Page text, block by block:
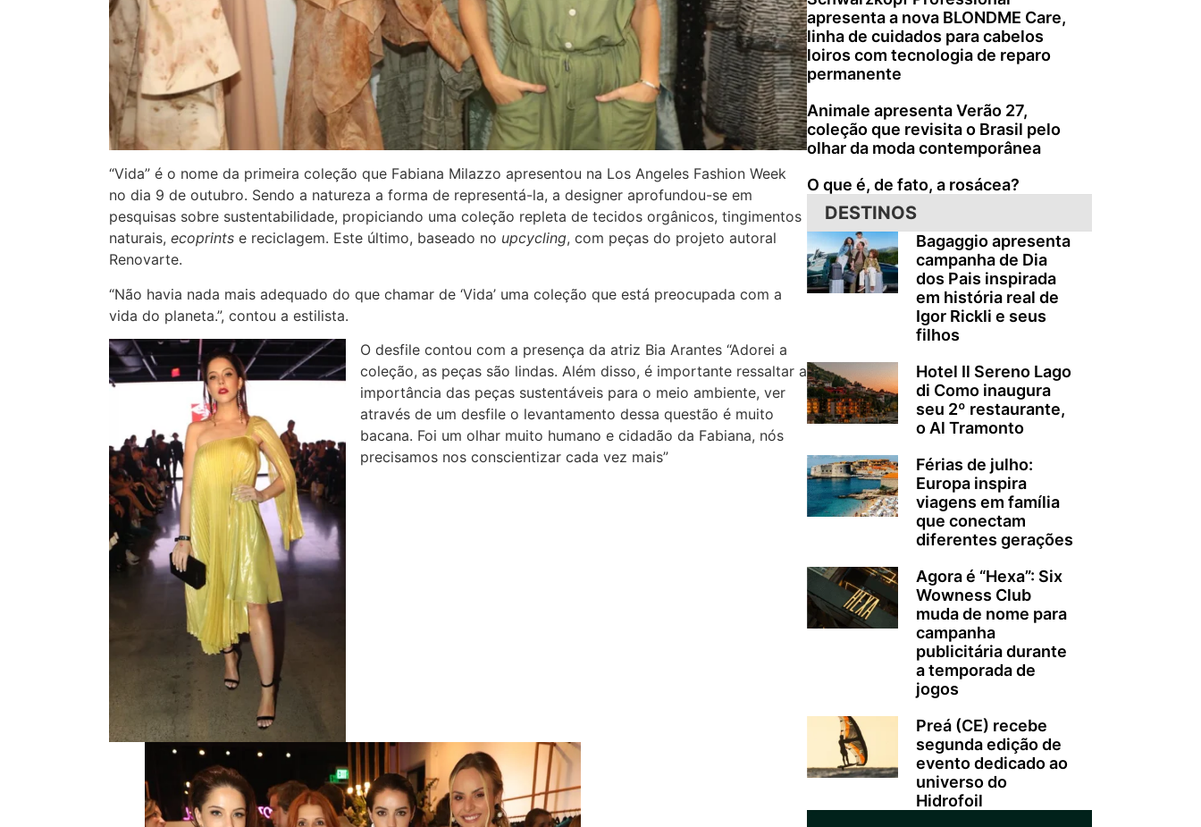
“Vida” é o nome da primeira coleção que Fabiana Milazzo apresentou na Los Angeles Fashion Week
no dia 9 de outubro. Sendo a natureza a forma de representá-la, a designer aprofundou-se em
pesquisas sobre sustentabilidade, propiciando uma coleção repleta de tecidos orgânicos, tingimentos
naturais, ecoprints e reciclagem. Este último, baseado no upcycling, com peças do projeto autoral
Renovarte.
“Não havia nada mais adequado do que chamar de ‘Vida’ uma coleção que está preocupada com a
vida do planeta.”, contou a estilista.
O desfile contou com a presença da atriz Bia Arantes “Adorei a
coleção, as peças são lindas. Além disso, é importante ressaltar a
importância das peças sustentáveis para o meio ambiente, ver
através de um desfile o levantamento dessa questão é muito
bacana. Foi um olhar muito humano e cidadão da Fabiana, nós
precisamos nos conscientizar cada vez mais”
apresenta a nova BLONDME Care,
linha de cuidados para cabelos
loiros com tecnologia de reparo
permanente
Animale apresenta Verão 27,
coleção que revisita o Brasil pelo
olhar da moda contemporânea
O que é, de fato, a rosácea?
DESTINOS
Bagaggio apresenta
campanha de Dia
dos Pais inspirada
em história real de
Igor Rickli e seus
filhos
Hotel Il Sereno Lago
di Como inaugura
seu 2º restaurante,
o Al Tramonto
Férias de julho:
Europa inspira
viagens em família
que conectam
diferentes gerações
Agora é “Hexa”: Six
Wowness Club
muda de nome para
campanha
publicitária durante
a temporada de
jogos
Preá (CE) recebe
segunda edição de
evento dedicado ao
universo do
Hidrofoil